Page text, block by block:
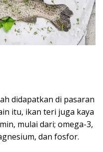
didapatkan di pasaran
itu, ikan teri juga kaya
mulai dari; omega-3,
dan fosfor.